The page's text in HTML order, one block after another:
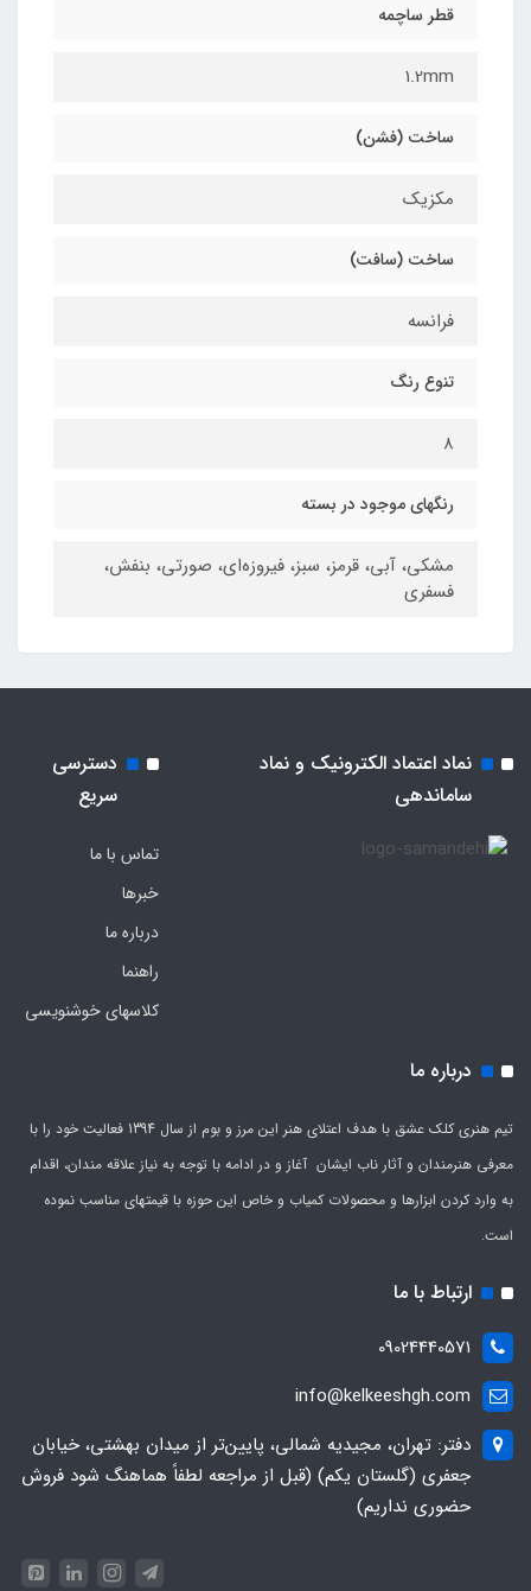
قطر ساچمه
1.2mm
ساخت (فشن)
مکزیک
ساخت (سافت)
فرانسه
تنوع رنگ
۸
رنگهای موجود در بسته
مشکی، آبی، قرمز، سبز، فیروزه‌ای، صورتی، بنفش،
فسفری
نماد اعتماد الکترونیک و نماد
ساماندهی
دسترسی
سریع
تماس با ما
خبرها
درباره ما
راهنما
کلاسهای خوشنویسی
درباره ما
تیم هنری کلک عشق با هدف اعتلای هنر این مرز و بوم از سال 1394 فعالیت خود را با
معرفی هنرمندان و آثار ناب ایشان آغاز و در ادامه با توجه به نیاز علاقه مندان، اقدام
به وارد کردن ابزارها و محصولات کمیاب و خاص این حوزه با قیمتهای مناسب نموده
است.
ارتباط با ما
09024440571
info@kelkeeshgh.com
دفتر: تهران، مجیدیه شمالی، پایین‌تر از میدان بهشتی، خیابان
جعفری (گلستان یکم) (قبل از مراجعه لطفاً هماهنگ شود فروش
حضوری نداریم)